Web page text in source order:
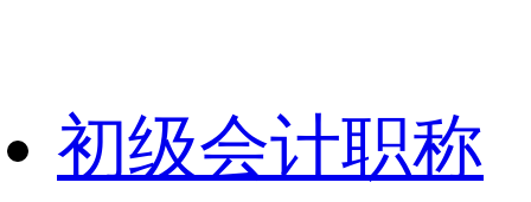
初级会计职称